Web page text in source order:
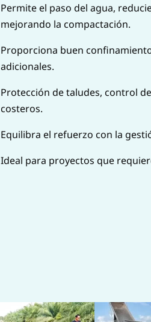
Permite el paso del agua,
mejorando la compactación.
Proporciona buen
adicionales.
Protección de taludes, control
costeros.
Equilibra el refuerzo con la
Ideal para proyectos que